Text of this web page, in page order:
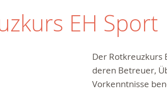
EH Sport
Der Rotkreuzkurs
deren Betreuer,
Vorkenntnisse